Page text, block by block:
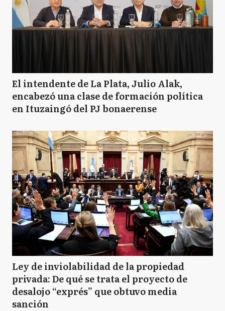
El intendente de La Plata, Julio Alak,
encabezó una clase de formación política
en Ituzaingó del PJ bonaerense
Ley de inviolabilidad de la propiedad
privada: De qué se trata el proyecto de
desalojo “exprés” que obtuvo media
sanción